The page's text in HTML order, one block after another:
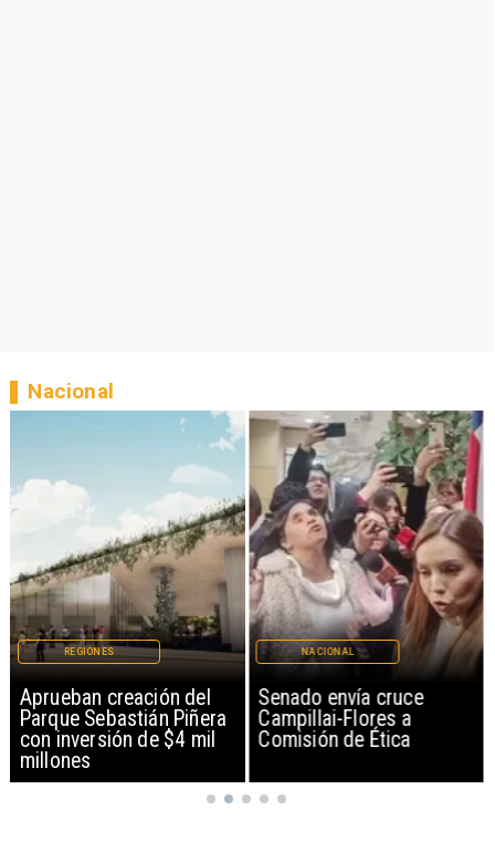
Aprueban creación del
Parque Sebastián Piñera
con inversión de $4 mil
millones
REGIONES
Senado envía cruce
Campillai-Flores a
Comisión de Ética
NACIONAL
Nacional